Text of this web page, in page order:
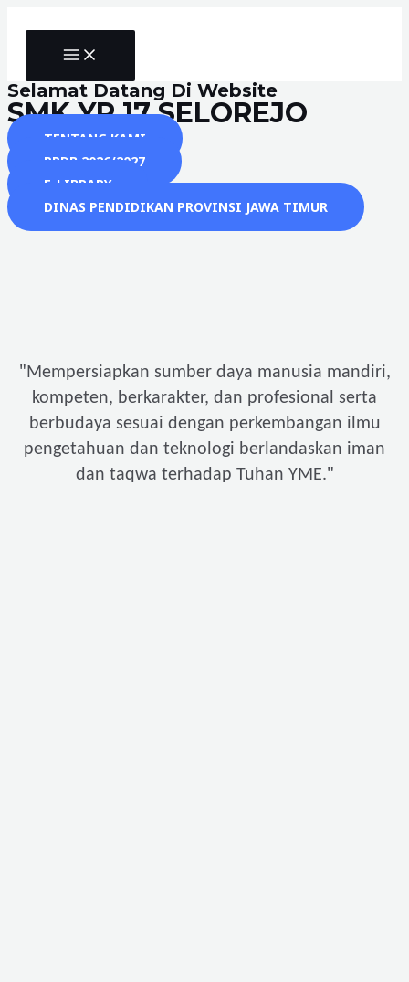
MAIN
MENU
Selamat Datang Di Website
SMK YP 17 SELOREJO
TENTANG KAMI
PPDB 2026/2027
E-LIBRARY
DINAS PENDIDIKAN PROVINSI JAWA TIMUR
"Mempersiapkan sumber daya manusia mandiri,
kompeten, berkarakter, dan profesional serta
berbudaya sesuai dengan perkembangan ilmu
pengetahuan dan teknologi berlandaskan iman
dan taqwa terhadap Tuhan YME."